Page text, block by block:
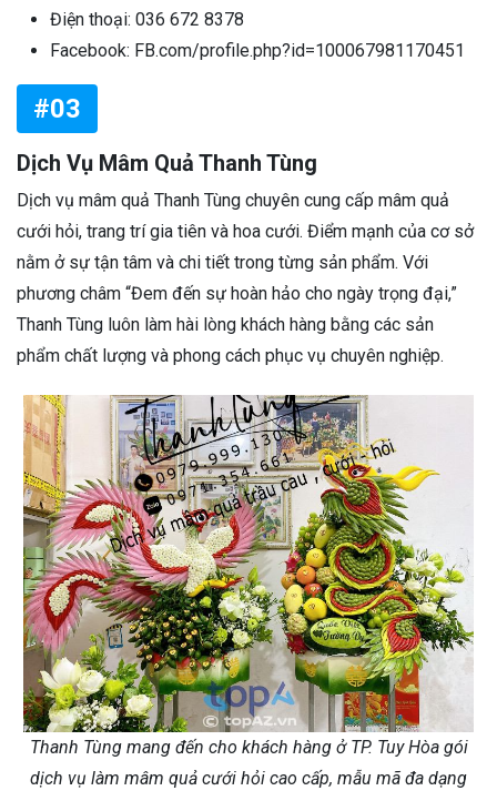
Điện thoại: 036 672 8378
Facebook: FB.com/profile.php?id=100067981170451
#03
Dịch Vụ Mâm Quả Thanh Tùng
Dịch vụ mâm quả Thanh Tùng chuyên cung cấp mâm quả
cưới hỏi, trang trí gia tiên và hoa cưới. Điểm mạnh của cơ sở
nằm ở sự tận tâm và chi tiết trong từng sản phẩm. Với
phương châm “Đem đến sự hoàn hảo cho ngày trọng đại,”
Thanh Tùng luôn làm hài lòng khách hàng bằng các sản
phẩm chất lượng và phong cách phục vụ chuyên nghiệp.
Thanh Tùng mang đến cho khách hàng ở TP. Tuy Hòa gói
dịch vụ làm mâm quả cưới hỏi cao cấp, mẫu mã đa dạng